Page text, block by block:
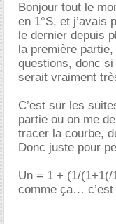
Bonjour tout le
en 1°S, et j’avais
le dernier depuis
la première
questions, donc si
serait vraiment
C’est sur les
partie ou on me
tracer la courbe,
Donc juste pour
Un = 1 + (1/
comme ça…